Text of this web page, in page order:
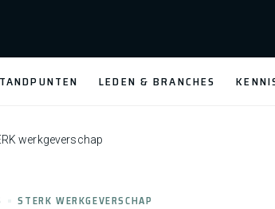
LEDEN & BRANCHES
werkgeverschap
STERK WERKGEVERSCHAP